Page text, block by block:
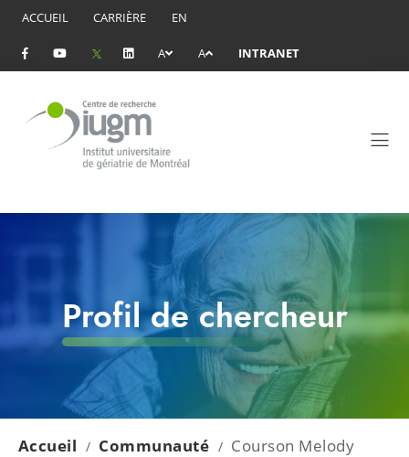
ACCUEIL CARRIÈRE EN
A A INTRANET
Profil de chercheur
Accueil / Communauté / Courson Melody